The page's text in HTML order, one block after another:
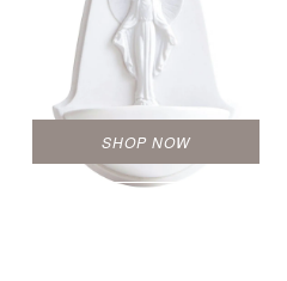
SHOP NOW